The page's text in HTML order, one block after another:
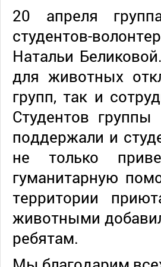
20 апреля
студентов-
Натальи
для животных
групп, так и
Студентов
поддержали и
не только
гуманитарную
территории
животными
ребятам.